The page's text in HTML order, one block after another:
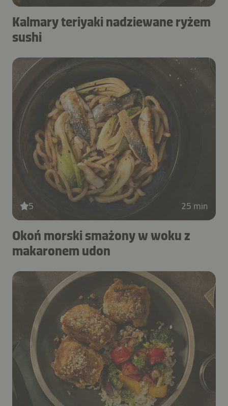
Kalmary teriyaki nadziewane ryżem
sushi
5 25 min
Okoń morski smażony w woku z
makaronem udon